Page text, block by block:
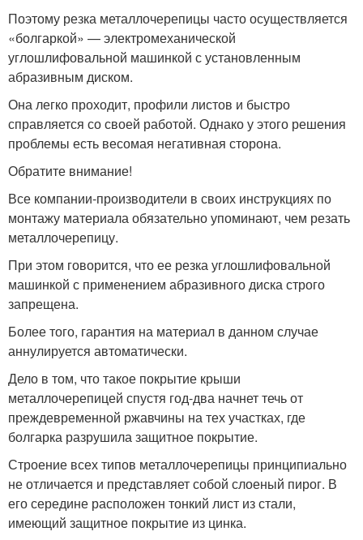
Поэтому резка металлочерепицы часто осуществляется
«болгаркой» — электромеханической
углошлифовальной машинкой с установленным
абразивным диском.
Она легко проходит, профили листов и быстро
справляется со своей работой. Однако у этого решения
проблемы есть весомая негативная сторона.
Обратите внимание!
Все компании-производители в своих инструкциях по
монтажу материала обязательно упоминают, чем резать
металлочерепицу.
При этом говорится, что ее резка углошлифовальной
машинкой с применением абразивного диска строго
запрещена.
Более того, гарантия на материал в данном случае
аннулируется автоматически.
Дело в том, что такое покрытие крыши
металлочерепицей спустя год-два начнет течь от
преждевременной ржавчины на тех участках, где
болгарка разрушила защитное покрытие.
Строение всех типов металлочерепицы принципиально
не отличается и представляет собой слоеный пирог. В
его середине расположен тонкий лист из стали,
имеющий защитное покрытие из цинка.